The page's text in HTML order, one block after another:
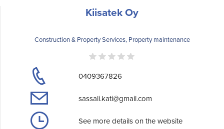
Kiisatek Oy
Construction & Property Services, Property maintenance
0409367826
sassali.kati@gmail.com
See more details on the website